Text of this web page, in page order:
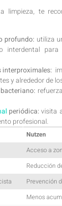
limpieza, te
profundo: utiliza
interdental
​interproximales:
‍y alrededor ‍de
periódica:⁢visita
profesional.
Nutzen
Acceso a
Reducción
Prevención
Menos